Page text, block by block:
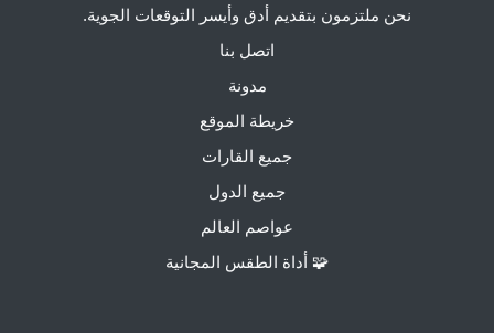
نحن ملتزمون بتقديم أدق وأيسر التوقعات الجوية.
اتصل بنا
مدونة
خريطة الموقع
جميع القارات
جميع الدول
عواصم العالم
🧩 أداة الطقس المجانية